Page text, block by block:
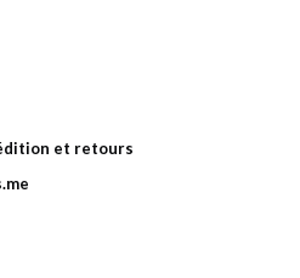
et retours